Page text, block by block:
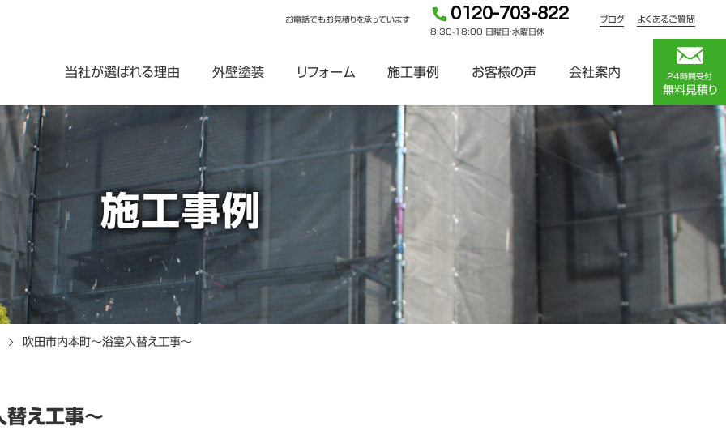
お電話でもお見積りを承っています 0120-703-822
8:30-18:00 日曜日・水曜日休
ブログ よくあるご質問
当社が選ばれる理由 外壁塗装 リフォーム 施工事例 お客様の声 会社案内 24時間受付
無料見積り
施工事例
吹田市内本町～浴室入替え工事～
替え工事～